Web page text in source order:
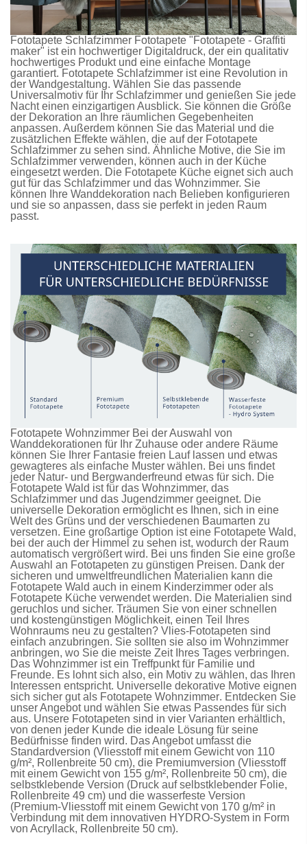
Fototapete Schlafzimmer Fototapete "Fototapete - Graffiti
maker" ist ein hochwertiger Digitaldruck, der ein qualitativ
hochwertiges Produkt und eine einfache Montage
garantiert. Fototapete Schlafzimmer ist eine Revolution in
der Wandgestaltung. Wählen Sie das passende
Universalmotiv für Ihr Schlafzimmer und genießen Sie jede
Nacht einen einzigartigen Ausblick. Sie können die Größe
der Dekoration an Ihre räumlichen Gegebenheiten
anpassen. Außerdem können Sie das Material und die
zusätzlichen Effekte wählen, die auf der Fototapete
Schlafzimmer zu sehen sind. Ähnliche Motive, die Sie im
Schlafzimmer verwenden, können auch in der Küche
eingesetzt werden. Die Fototapete Küche eignet sich auch
gut für das Schlafzimmer und das Wohnzimmer. Sie
können Ihre Wanddekoration nach Belieben konfigurieren
und sie so anpassen, dass sie perfekt in jeden Raum
passt.
Fototapete Wohnzimmer Bei der Auswahl von
Wanddekorationen für Ihr Zuhause oder andere Räume
können Sie Ihrer Fantasie freien Lauf lassen und etwas
gewagteres als einfache Muster wählen. Bei uns findet
jeder Natur- und Bergwanderfreund etwas für sich. Die
Fototapete Wald ist für das Wohnzimmer, das
Schlafzimmer und das Jugendzimmer geeignet. Die
universelle Dekoration ermöglicht es Ihnen, sich in eine
Welt des Grüns und der verschiedenen Baumarten zu
versetzen. Eine großartige Option ist eine Fototapete Wald,
bei der auch der Himmel zu sehen ist, wodurch der Raum
automatisch vergrößert wird. Bei uns finden Sie eine große
Auswahl an Fototapeten zu günstigen Preisen. Dank der
sicheren und umweltfreundlichen Materialien kann die
Fototapete Wald auch in einem Kinderzimmer oder als
Fototapete Küche verwendet werden. Die Materialien sind
geruchlos und sicher. Träumen Sie von einer schnellen
und kostengünstigen Möglichkeit, einen Teil Ihres
Wohnraums neu zu gestalten? Vlies-Fototapeten sind
einfach anzubringen. Sie sollten sie also im Wohnzimmer
anbringen, wo Sie die meiste Zeit Ihres Tages verbringen.
Das Wohnzimmer ist ein Treffpunkt für Familie und
Freunde. Es lohnt sich also, ein Motiv zu wählen, das Ihren
Interessen entspricht. Universelle dekorative Motive eignen
sich sicher gut als Fototapete Wohnzimmer. Entdecken Sie
unser Angebot und wählen Sie etwas Passendes für sich
aus. Unsere Fototapeten sind in vier Varianten erhältlich,
von denen jeder Kunde die ideale Lösung für seine
Bedürfnisse finden wird. Das Angebot umfasst die
Standardversion (Vliesstoff mit einem Gewicht von 110
g/m², Rollenbreite 50 cm), die Premiumversion (Vliesstoff
mit einem Gewicht von 155 g/m², Rollenbreite 50 cm), die
selbstklebende Version (Druck auf selbstklebender Folie,
Rollenbreite 49 cm) und die wasserfeste Version
(Premium-Vliesstoff mit einem Gewicht von 170 g/m² in
Verbindung mit dem innovativen HYDRO-System in Form
von Acryllack, Rollenbreite 50 cm).